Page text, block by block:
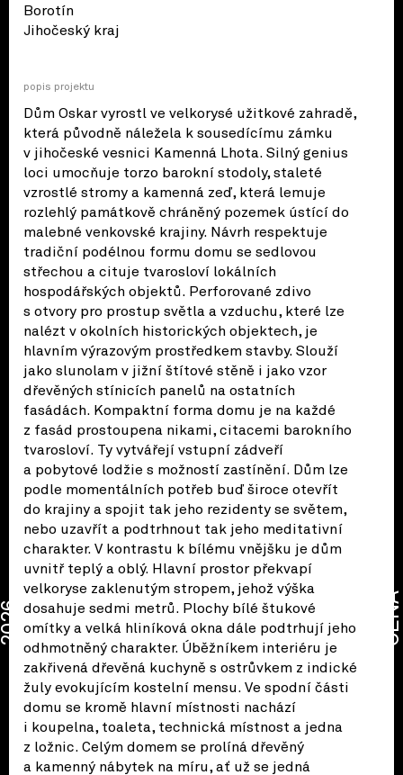
Borotín
Jihočeský kraj
popis projektu
Dům Oskar vyrostl ve velkorysé užitkové zahradě,
která původně náležela k sousedícímu zámku
v jihočeské vesnici Kamenná Lhota. Silný genius
loci umocňuje torzo barokní stodoly, staleté
vzrostlé stromy a kamenná zeď, která lemuje
rozlehlý památkově chráněný pozemek ústící do
malebné venkovské krajiny. Návrh respektuje
tradiční podélnou formu domu se sedlovou
střechou a cituje tvarosloví lokálních
hospodářských objektů. Perforované zdivo
s otvory pro prostup světla a vzduchu, které lze
nalézt v okolních historických objektech, je
hlavním výrazovým prostředkem stavby. Slouží
jako slunolam v jižní štítové stěně i jako vzor
dřevěných stínicích panelů na ostatních
fasádách. Kompaktní forma domu je na každé
z fasád prostoupena nikami, citacemi barokního
tvarosloví. Ty vytvářejí vstupní zádveří
a pobytové lodžie s možností zastínění. Dům lze
podle momentálních potřeb buď široce otevřít
do krajiny a spojit tak jeho rezidenty se světem,
nebo uzavřít a podtrhnout tak jeho meditativní
charakter. V kontrastu k bílému vnějšku je dům
uvnitř teplý a oblý. Hlavní prostor překvapí
velkoryse zaklenutým stropem, jehož výška
dosahuje sedmi metrů. Plochy bílé štukové
omítky a velká hliníková okna dále podtrhují jeho
odhmotněný charakter. Úběžníkem interiéru je
zakřivená dřevěná kuchyně s ostrůvkem z indické
žuly evokujícím kostelní mensu. Ve spodní části
domu se kromě hlavní místnosti nachází
i koupelna, toaleta, technická místnost a jedna
z ložnic. Celým domem se prolíná dřevěný
a kamenný nábytek na míru, ať už se jedná
2026 CENA